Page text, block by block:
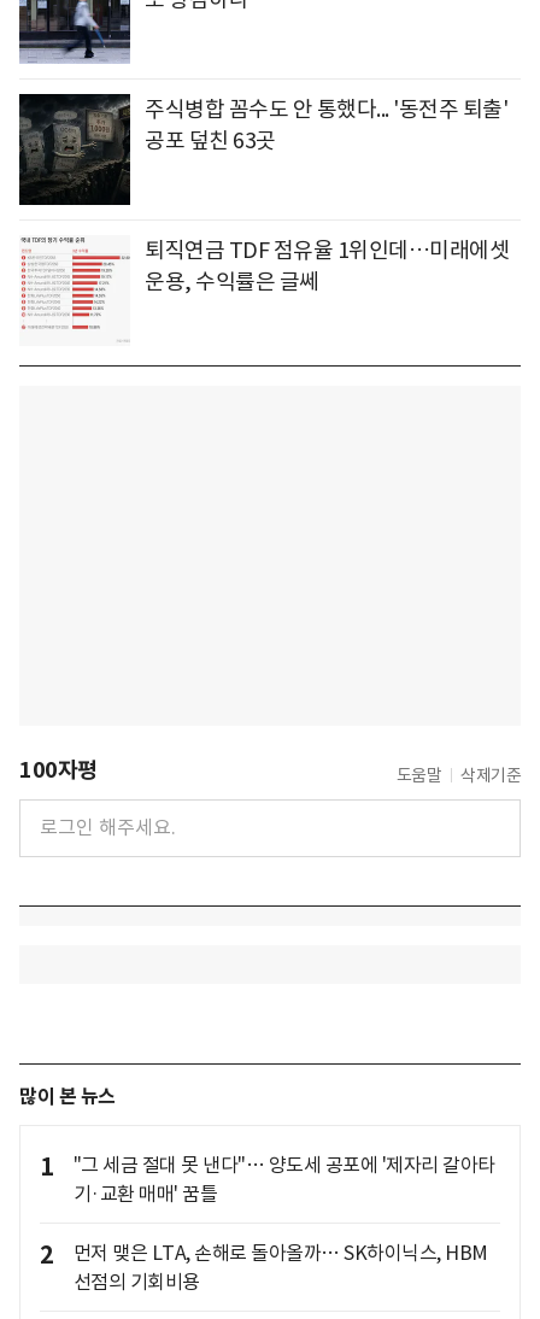
주식병합 꼼수도 안 통했다... '동전주 퇴출'
공포 덮친 63곳
퇴직연금 TDF 점유율 1위인데…미래에셋
운용, 수익률은 글쎄
100자평 도움말 삭제기준
많이 본 뉴스
1
"그 세금 절대 못 낸다"… 양도세 공포에 '제자리 갈아타
기·교환 매매' 꿈틀
2
먼저 맺은 LTA, 손해로 돌아올까… SK하이닉스, HBM
선점의 기회비용